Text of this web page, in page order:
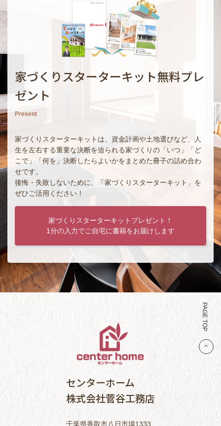
家づくりスターターキット無料プレ
ゼント
Present
家づくりスターターキットは、資金計画や土地選びなど、人
生を左右する重要な決断を迫られる家づくりの「いつ」「ど
こで」「何を」決断したらよいかをまとめた冊子の詰め合わ
せです。
後悔・失敗しないために、「家づくりスターターキット」を
ぜひご活用ください！
家づくりスターターキットプレゼント！
1分の入力でご自宅に書籍をお届けします
PAGE TOP
センターホーム
株式会社菅谷工務店
千葉県香取市八日市場1333